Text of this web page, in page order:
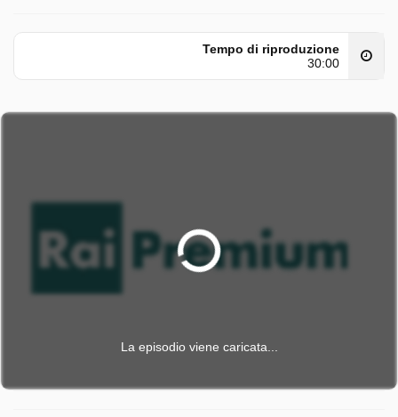
Tempo di riproduzione
30:00
La episodio viene caricata...